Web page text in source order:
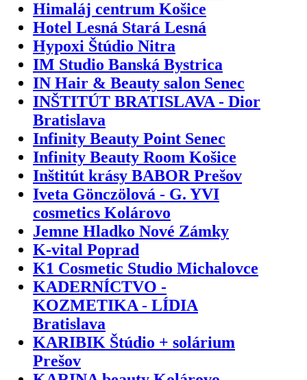
Himaláj centrum Košice
Hotel Lesná Stará Lesná
Hypoxi Štúdio Nitra
IM Studio Banská Bystrica
IN Hair & Beauty salon Senec
INŠTITÚT BRATISLAVA - Dior
Bratislava
Infinity Beauty Point Senec
Infinity Beauty Room Košice
Inštitút krásy BABOR Prešov
Iveta Gönczölová - G. YVI
cosmetics Kolárovo
Jemne Hladko Nové Zámky
K-vital Poprad
K1 Cosmetic Studio Michalovce
KADERNÍCTVO -
KOZMETIKA - LÍDIA
Bratislava
KARIBIK Štúdio + solárium
Prešov